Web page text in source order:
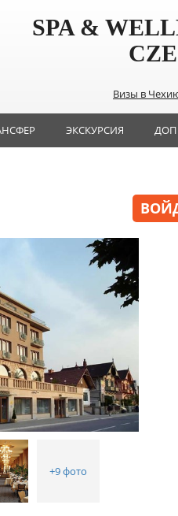
SPA &
Визы в
ЭКСКУРСИЯ ДОП
+9 фото